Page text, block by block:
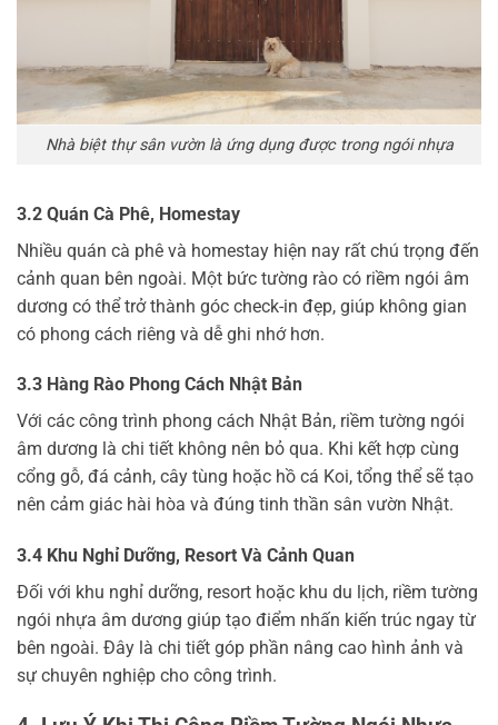
Nhà biệt thự sân vườn là ứng dụng được trong ngói nhựa
3.2 Quán Cà Phê, Homestay
Nhiều quán cà phê và homestay hiện nay rất chú trọng đến
cảnh quan bên ngoài. Một bức tường rào có riềm ngói âm
dương có thể trở thành góc check-in đẹp, giúp không gian
có phong cách riêng và dễ ghi nhớ hơn.
3.3 Hàng Rào Phong Cách Nhật Bản
Với các công trình phong cách Nhật Bản, riềm tường ngói
âm dương là chi tiết không nên bỏ qua. Khi kết hợp cùng
cổng gỗ, đá cảnh, cây tùng hoặc hồ cá Koi, tổng thể sẽ tạo
nên cảm giác hài hòa và đúng tinh thần sân vườn Nhật.
3.4 Khu Nghỉ Dưỡng, Resort Và Cảnh Quan
Đối với khu nghỉ dưỡng, resort hoặc khu du lịch, riềm tường
ngói nhựa âm dương giúp tạo điểm nhấn kiến trúc ngay từ
bên ngoài. Đây là chi tiết góp phần nâng cao hình ảnh và
sự chuyên nghiệp cho công trình.